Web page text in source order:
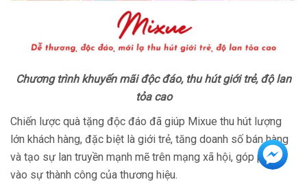
Chương trình khuyến mãi độc đáo, thu hút giới trẻ, độ lan
tỏa cao
Chiến lược quà tặng độc đáo đã giúp Mixue thu hút lượng
lớn khách hàng, đặc biệt là giới trẻ, tăng doanh số bán hàng
và tạo sự lan truyền mạnh mẽ trên mạng xã hội, góp phần
vào sự thành công của thương hiệu.